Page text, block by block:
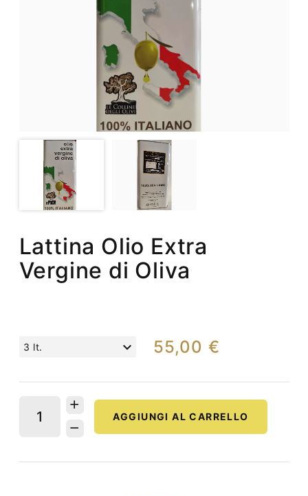
Lattina Olio Extra
Vergine di Oliva
3 lt. 55,00 €
AGGIUNGI AL CARRELLO